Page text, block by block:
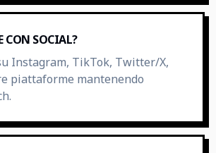
CON SOCIAL?
Instagram, TikTok, Twitter/X,
piattaforme mantenendo